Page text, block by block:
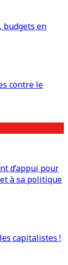
budgets en
contre le
d’appui pour
à sa politique
capitalistes !